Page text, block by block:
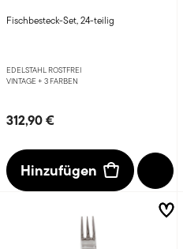
Fischbesteck-Set, 24-teilig
EDELSTAHL ROSTFREI
VINTAGE + 3 FARBEN
312,90 €
Hinzufügen